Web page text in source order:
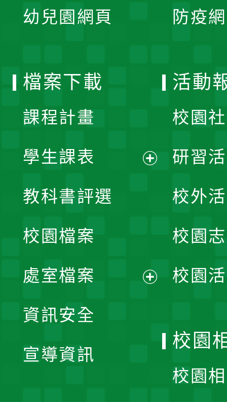
幼兒園網頁 防疫
檔案下載
課程計畫
學生課表
單
教科書評選
校園檔案
處室檔案
資訊安全
宣導資訊
活動
校園
研習
校外
校園
校園
校園
校園